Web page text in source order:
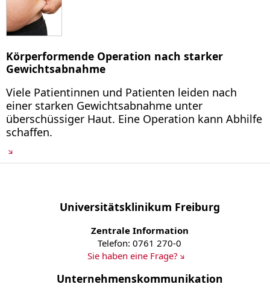
Körperformende Operation nach starker
Gewichtsabnahme
Viele Patientinnen und Patienten leiden nach
einer starken Gewichtsabnahme unter
überschüssiger Haut. Eine Operation kann Abhilfe
schaffen.
Universitätsklinikum Freiburg
Zentrale Information
Telefon: 0761 270-0
Sie haben eine Frage?
Unternehmenskommunikation